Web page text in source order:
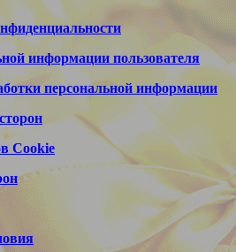
информации пользователя
персональной информации
Cookie